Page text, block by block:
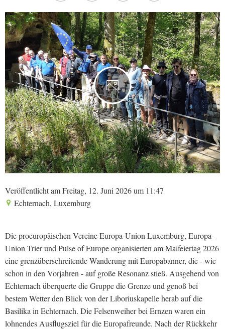
5
Veröffentlicht am Freitag, 12. Juni 2026 um 11:47
Echternach, Luxemburg
Die proeuropäischen Vereine Europa-Union Luxemburg, Europa-
Union Trier und Pulse of Europe organisierten am Maifeiertag 2026
eine grenzüberschreitende Wanderung mit Europabanner, die - wie
schon in den Vorjahren - auf große Resonanz stieß. Ausgehend von
Echternach überquerte die Gruppe die Grenze und genoß bei
bestem Wetter den Blick von der Liboriuskapelle herab auf die
Basilika in Echternach. Die Felsenweiher bei Ernzen waren ein
lohnendes Ausflugsziel für die Europafreunde. Nach der Rückkehr